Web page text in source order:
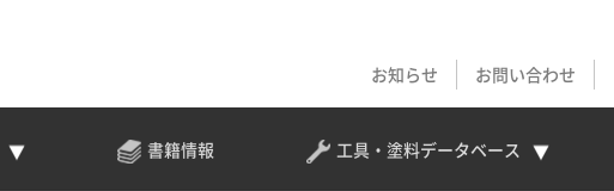
お知らせ
お問い合わせ
書籍情報 工具・塗料データベース